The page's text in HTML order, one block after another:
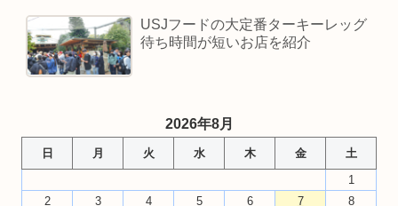
USJフードの大定番ターキーレッグ
待ち時間が短いお店を紹介
2026年8月
日 月 火 水 木 金
土
1
2
3 4 5 6 7
8